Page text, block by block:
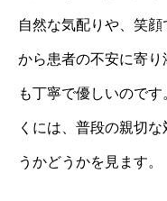
自然な気配りや、笑
から患者の不安に寄
も丁寧で優しいので
くには、普段の親切
うかどうかを見ます。